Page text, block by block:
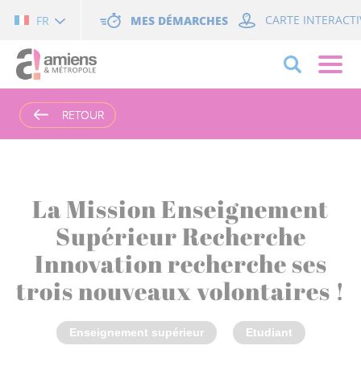
FR MES DÉMARCHES CARTE
RETOUR
RETOUR
La Mission Enseignement
Supérieur Recherche
Innovation recherche ses
trois nouveaux volontaires !
Enseignement supérieur Etudiant